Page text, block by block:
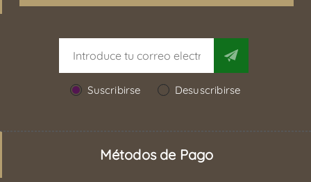
Suscribirse Desuscribirse
Métodos de Pago